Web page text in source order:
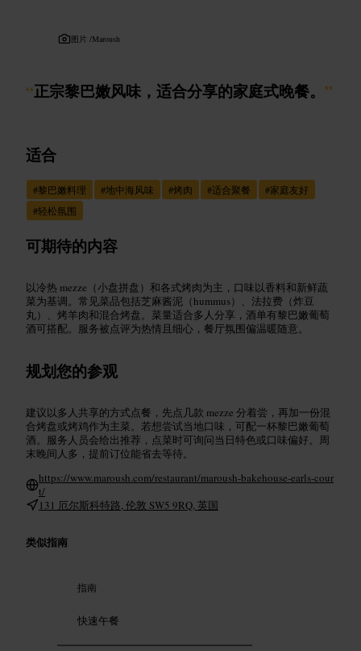
图片 /Maroush
“正宗黎巴嫩风味，适合分享的家庭式晚餐。 ”
适合
#黎巴嫩料理 #地中海风味 #烤肉 #适合聚餐 #家庭友好
#轻松氛围
可期待的内容
以冷热 mezze（小盘拼盘）和各式烤肉为主，口味以香料和新鲜蔬
菜为基调。常见菜品包括芝麻酱泥（hummus）、法拉费（炸豆
丸）、烤羊肉和混合烤盘。菜量适合多人分享，酒单有黎巴嫩葡萄
酒可搭配。服务被点评为热情且细心，餐厅氛围偏温暖随意。
规划您的参观
建议以多人共享的方式点餐，先点几款 mezze 分着尝，再加一份混
合烤盘或烤鸡作为主菜。若想尝试当地口味，可配一杯黎巴嫩葡萄
酒。服务人员会给出推荐，点菜时可询问当日特色或口味偏好。周
末晚间人多，提前订位能省去等待。
https://www.maroush.com/restaurant/maroush-bakehouse-earls-cour
t/
131 厄尔斯科特路, 伦敦 SW5 9RQ, 英国
类似指南
指南
快速午餐